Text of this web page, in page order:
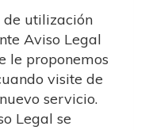
de utilización
Aviso Legal
le proponemos
visite de
servicio.
Legal se